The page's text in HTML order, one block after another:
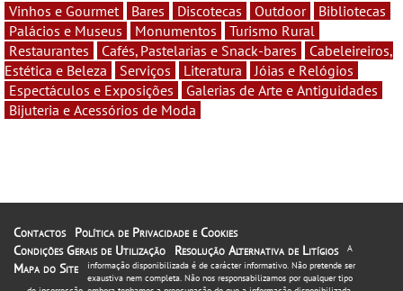
Vinhos e Gourmet Bares Discotecas Outdoor
Bibliotecas
Palácios e Museus
Monumentos
Turismo Rural
Restaurantes
Cafés, Pastelarias e Snack-bares
Cabeleireiros,
Estética e Beleza
Serviços Literatura
Jóias e Relógios
Espectáculos e Exposições
Galerias de Arte e Antiguidades
Bijuteria e Acessórios de Moda
Contactos
Política de Privacidade e Cookies
Condições Gerais de Utilização
Resolução Alternativa de Litígios
Mapa do Site
A
informação disponibilizada é de carácter informativo. Não pretende ser
exaustiva nem completa. Não nos responsabilizamos por qualquer tipo